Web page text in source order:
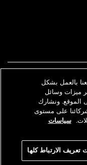
اتصل بنابالعمل بشكل
ميزات وسائل
الموقع. ونشارك
على مستوى
سياسات
تعريف الارتباط كلها